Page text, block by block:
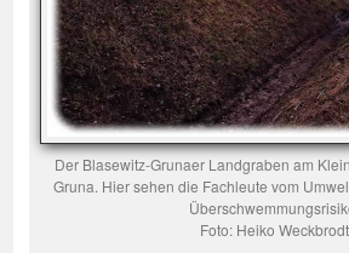
Der Blasewitz-Grunaer Landgraben am
Gruna. Hier sehen die Fachleute vom
Foto: Heiko Weckbrodt